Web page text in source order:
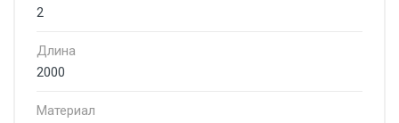
2
Длина
2000
Материал